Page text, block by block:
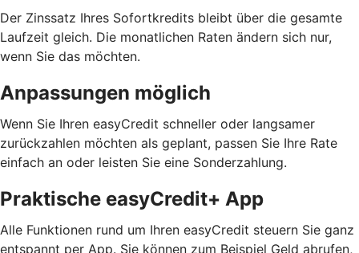
Der Zinssatz Ihres Sofortkredits bleibt über die gesamte
Laufzeit gleich. Die monatlichen Raten ändern sich nur,
wenn Sie das möchten.
Anpassungen möglich
Wenn Sie Ihren easyCredit schneller oder langsamer
zurückzahlen möchten als geplant, passen Sie Ihre Rate
einfach an oder leisten Sie eine Sonderzahlung.
Praktische easyCredit+ App
Alle Funktionen rund um Ihren easyCredit steuern Sie ganz
entspannt per App. Sie können zum Beispiel Geld abrufen,